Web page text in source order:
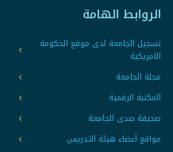
الروابط الهامة
تسجيل الجامعة لدى موقع الحكومة
الامريكية
مجلة الجامعة
المكتبة الرقمية
صحيفة صدى الجامعة
مواقع أعضاء هيئة التدريس